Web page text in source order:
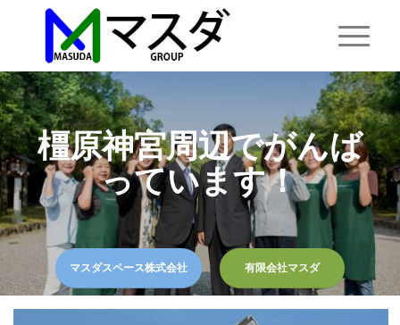
橿原神宮周辺でがんば
っています！
マスダスペース株式会社 有限会社マスダ